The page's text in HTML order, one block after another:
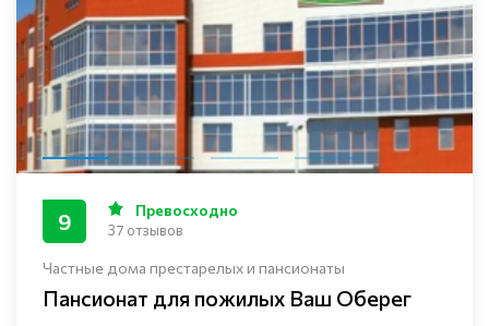
Частные дома престарелых и пансионаты
Пансионат для пожилых Ваш Оберег
9 Превосходно
37 отзывов